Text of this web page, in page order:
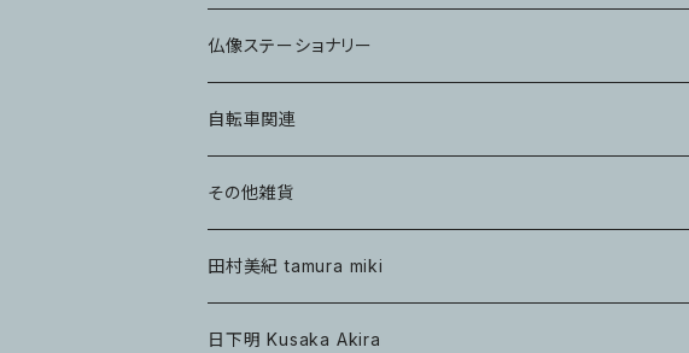
仏像ステーショナリー
自転車関連
その他雑貨
田村美紀 tamura miki
日下明 Kusaka Akira